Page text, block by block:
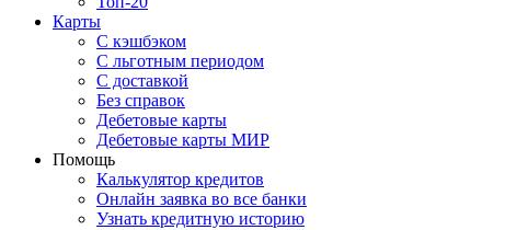
Карты
С кэшбэком
С льготным периодом
С доставкой
Без справок
Дебетовые карты
Дебетовые карты МИР
Помощь
Калькулятор кредитов
Онлайн заявка во все банки
Узнать кредитную историю